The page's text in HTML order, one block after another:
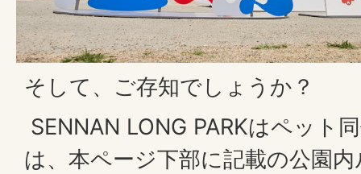
そして、ご存知でしょうか？
SENNAN LONG PARKはペット
は、本ページ下部に記載の公園